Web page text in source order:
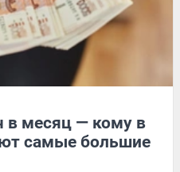
в месяц — кому в
самые большие